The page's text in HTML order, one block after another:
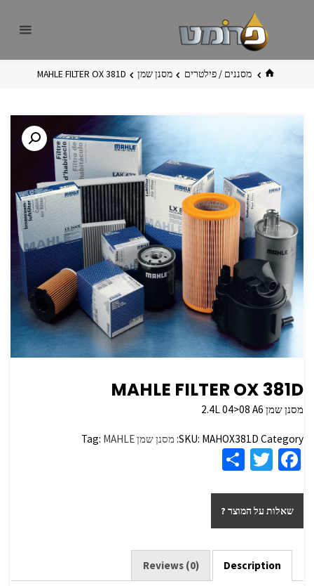
בית מסננים / פילטרים מסנן שמן MAHLE FILTER OX 381D
MAHLE FILTER OX 381D
מסנן שמן 2.4L 04>08 A6
SKU: MAHOX381D Category: מסנן שמן Tag: MAHLE
Fa
b
o
o
k
T
tt
er
ar
e
שאלות על המוצר ?
Description
Reviews (0)